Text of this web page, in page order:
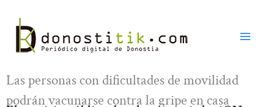
contenido
Las personas con dificultades de movilidad
podrán vacunarse contra la gripe en casa